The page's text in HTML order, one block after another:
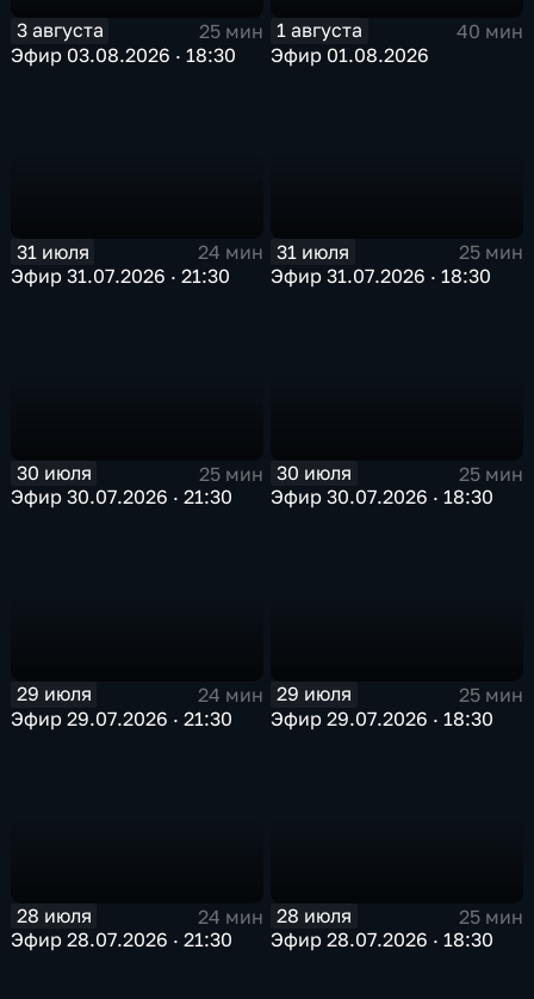
3 августа
25 мин
Эфир 03.08.2026 · 18:30
1 августа
40 мин
Эфир 01.08.2026
31 июля
24 мин
Эфир 31.07.2026 · 21:30
31 июля
25 мин
Эфир 31.07.2026 · 18:30
30 июля
25 мин
Эфир 30.07.2026 · 21:30
30 июля
25 мин
Эфир 30.07.2026 · 18:30
29 июля
24 мин
Эфир 29.07.2026 · 21:30
29 июля
25 мин
Эфир 29.07.2026 · 18:30
28 июля
24 мин
Эфир 28.07.2026 · 21:30
28 июля
25 мин
Эфир 28.07.2026 · 18:30